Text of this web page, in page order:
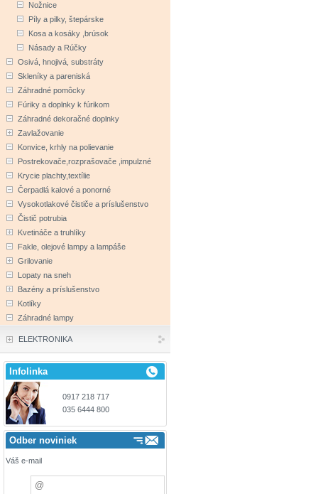
Nožnice
Píly a pilky, štepárske
Kosa a kosáky ,brúsok
Násady a Rúčky
Osivá, hnojivá, substráty
Skleníky a pareniská
Záhradné pomôcky
Fúriky a doplnky k fúrikom
Záhradné dekoračné doplnky
Zavlažovanie
Konvice, krhly na polievanie
Postrekovače,rozprašovače ,impulzné
Krycie plachty,textílie
Čerpadlá kalové a ponorné
Vysokotlakové čističe a príslušenstvo
Čistič potrubia
Kvetináče a truhlíky
Fakle, olejové lampy a lampáše
Grilovanie
Lopaty na sneh
Bazény a príslušenstvo
Kotlíky
Záhradné lampy
ELEKTRONIKA
Infolinka
0917 218 717
035 6444 800
Odber noviniek
Váš e-mail